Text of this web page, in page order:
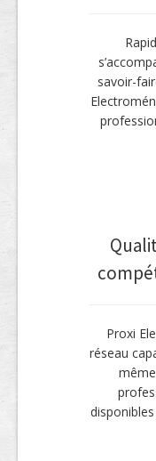
savoir-
Proxi
réseau